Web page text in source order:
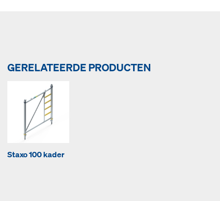
GERELATEERDE PRODUCTEN
Staxo 100 kader